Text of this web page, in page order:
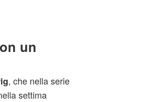
un
, che nella serie
settima